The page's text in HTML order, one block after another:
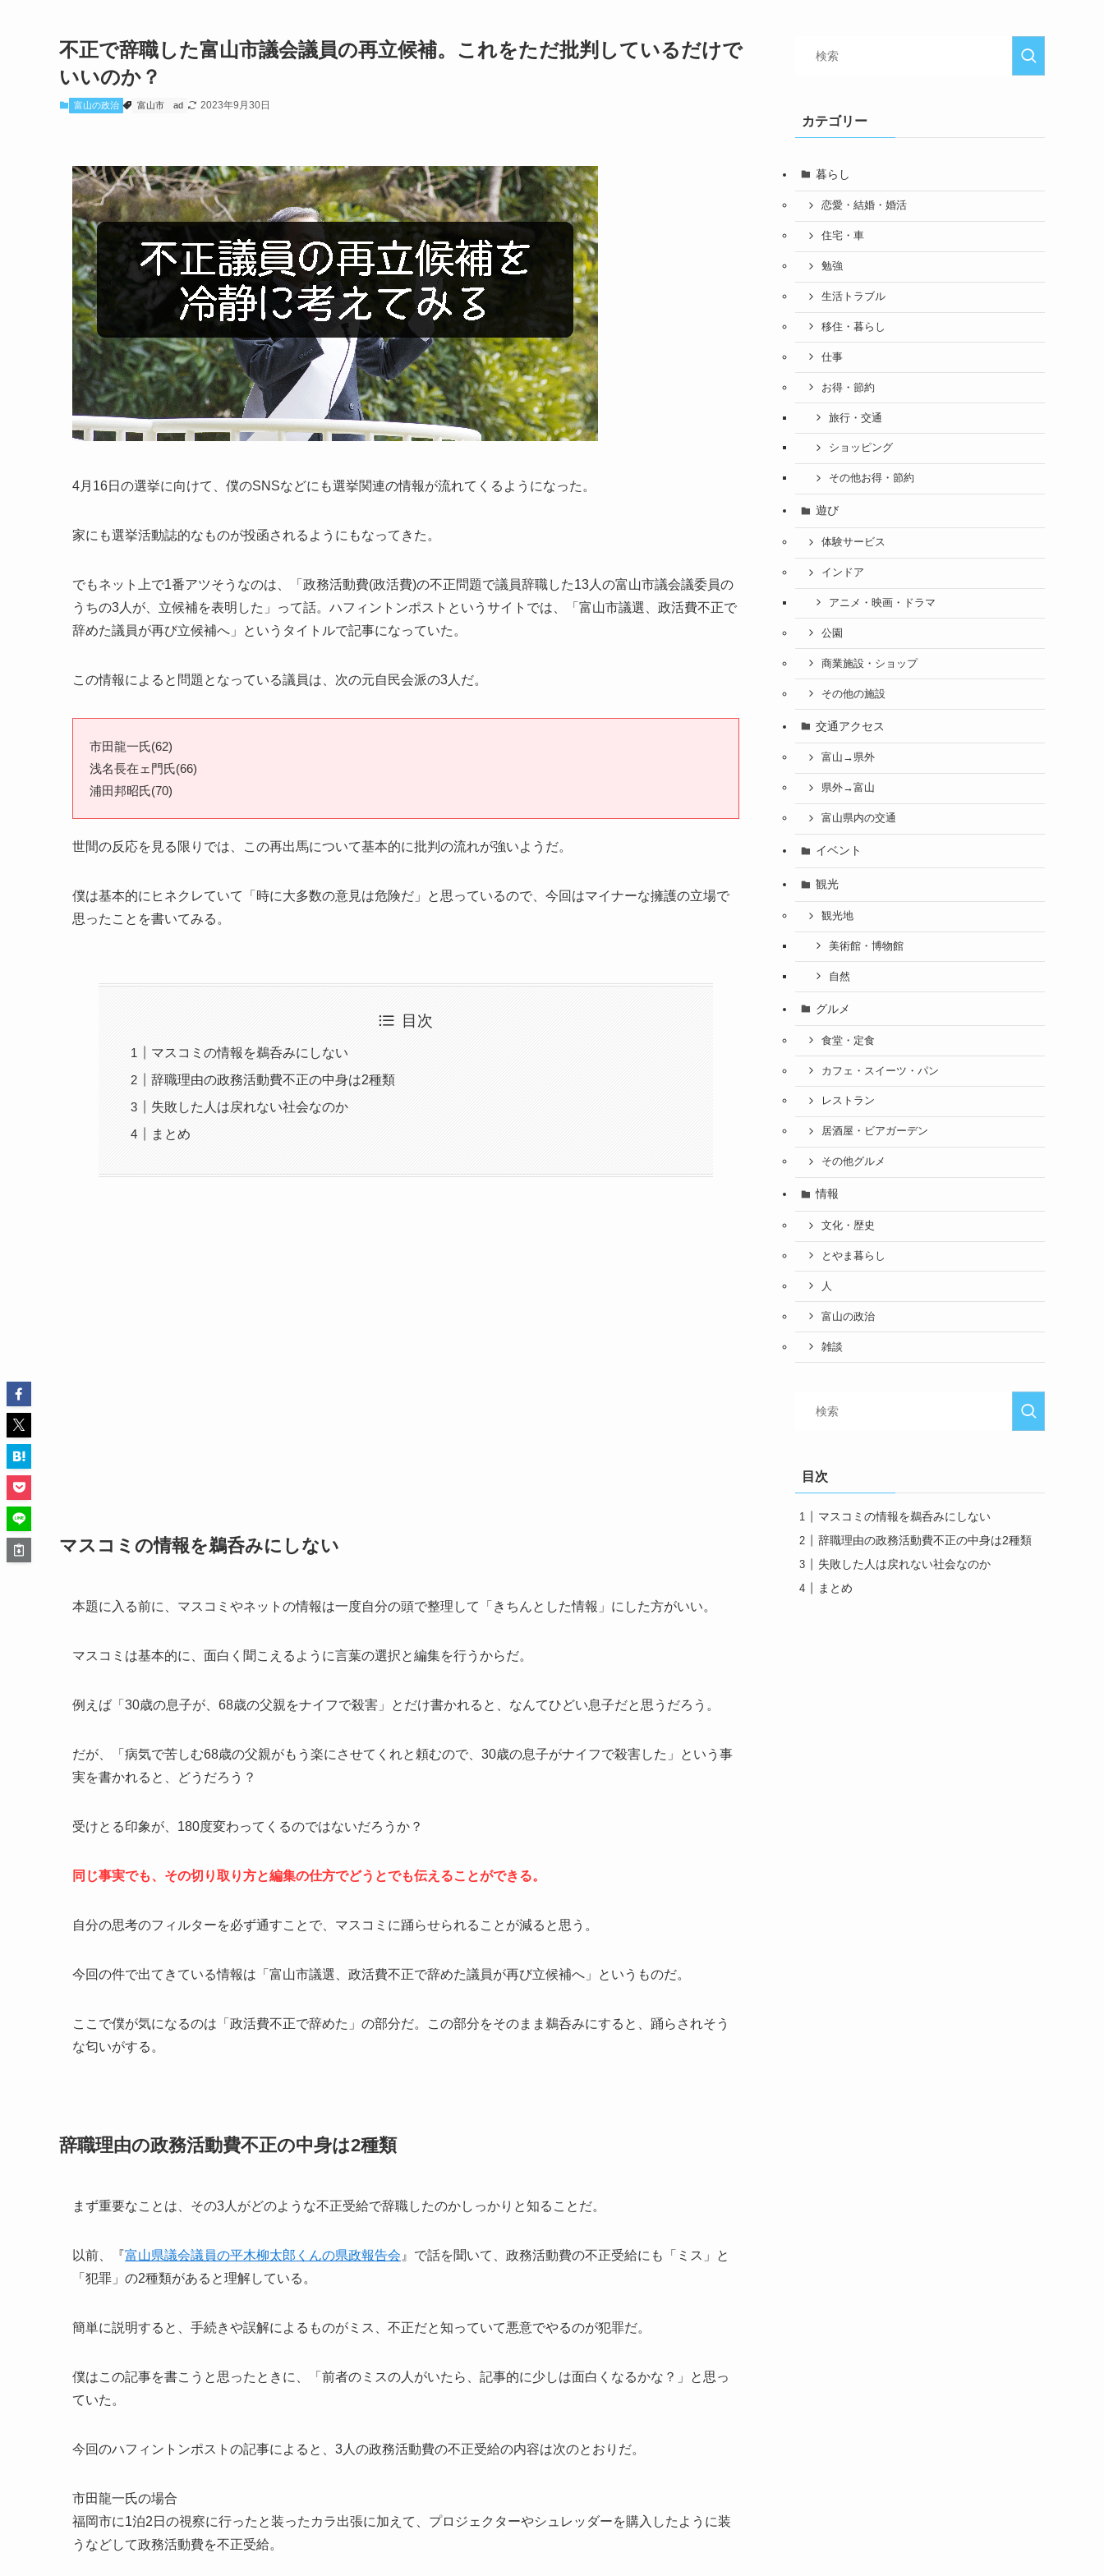
不正で辞職した富山市議会議員の再立候補。これをただ批判しているだけで
いいのか？
富山の政治 富山市 ad 2023年9月30日
4月16日の選挙に向けて、僕のSNSなどにも選挙関連の情報が流れてくるようになった。
家にも選挙活動誌的なものが投函されるようにもなってきた。
でもネット上で1番アツそうなのは、「政務活動費(政活費)の不正問題で議員辞職した13人の富山市議会議委員の
うちの3人が、立候補を表明した」って話。ハフィントンポストというサイトでは、「富山市議選、政活費不正で
辞めた議員が再び立候補へ」というタイトルで記事になっていた。
この情報によると問題となっている議員は、次の元自民会派の3人だ。
市田龍一氏(62)
浅名長在ェ門氏(66)
浦田邦昭氏(70)
世間の反応を見る限りでは、この再出馬について基本的に批判の流れが強いようだ。
僕は基本的にヒネクレていて「時に大多数の意見は危険だ」と思っているので、今回はマイナーな擁護の立場で
思ったことを書いてみる。
目次
マスコミの情報を鵜呑みにしない
辞職理由の政務活動費不正の中身は2種類
失敗した人は戻れない社会なのか
まとめ
マスコミの情報を鵜呑みにしない
本題に入る前に、マスコミやネットの情報は一度自分の頭で整理して「きちんとした情報」にした方がいい。
マスコミは基本的に、面白く聞こえるように言葉の選択と編集を行うからだ。
例えば「30歳の息子が、68歳の父親をナイフで殺害」とだけ書かれると、なんてひどい息子だと思うだろう。
だが、「病気で苦しむ68歳の父親がもう楽にさせてくれと頼むので、30歳の息子がナイフで殺害した」という事
実を書かれると、どうだろう？
受けとる印象が、180度変わってくるのではないだろうか？
同じ事実でも、その切り取り方と編集の仕方でどうとでも伝えることができる。
自分の思考のフィルターを必ず通すことで、マスコミに踊らせられることが減ると思う。
今回の件で出てきている情報は「富山市議選、政活費不正で辞めた議員が再び立候補へ」というものだ。
ここで僕が気になるのは「政活費不正で辞めた」の部分だ。この部分をそのまま鵜呑みにすると、踊らされそう
な匂いがする。
辞職理由の政務活動費不正の中身は2種類
まず重要なことは、その3人がどのような不正受給で辞職したのかしっかりと知ることだ。
以前、『富山県議会議員の平木柳太郎くんの県政報告会 』で話を聞いて、政務活動費の不正受給にも「ミス」と
「犯罪」の2種類があると理解している。
簡単に説明すると、手続きや誤解によるものがミス、不正だと知っていて悪意でやるのが犯罪だ。
僕はこの記事を書こうと思ったときに、「前者のミスの人がいたら、記事的に少しは面白くなるかな？」と思っ
ていた。
今回のハフィントンポストの記事によると、3人の政務活動費の不正受給の内容は次のとおりだ。
市田龍一氏の場合
福岡市に1泊2日の視察に行ったと装ったカラ出張に加えて、プロジェクターやシュレッダーを購入したように装
うなどして政務活動費を不正受給。
カテゴリー
暮らし
恋愛・結婚・婚活
住宅・車
勉強
生活トラブル
移住・暮らし
仕事
お得・節約
旅行・交通
ショッピング
その他お得・節約
遊び
体験サービス
インドア
アニメ・映画・ドラマ
公園
商業施設・ショップ
その他の施設
交通アクセス
富山→県外
県外→富山
富山県内の交通
イベント
観光
観光地
美術館・博物館
自然
グルメ
食堂・定食
カフェ・スイーツ・パン
レストラン
居酒屋・ビアガーデン
その他グルメ
情報
文化・歴史
とやま暮らし
人
富山の政治
雑談
目次
マスコミの情報を鵜呑みにしない
辞職理由の政務活動費不正の中身は2種類
失敗した人は戻れない社会なのか
まとめ